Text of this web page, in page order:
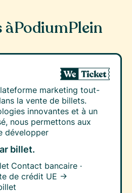
àPodiumPlein
marketing tout-
la vente de billets.
innovantes et à un
nous permettons aux
développer
billet.
Contact bancaire ·
de crédit UE →